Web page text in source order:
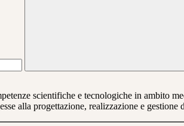
scienti­fiche e tecnologi­che in am­bito
alla progetta­zione, realizza­zione e